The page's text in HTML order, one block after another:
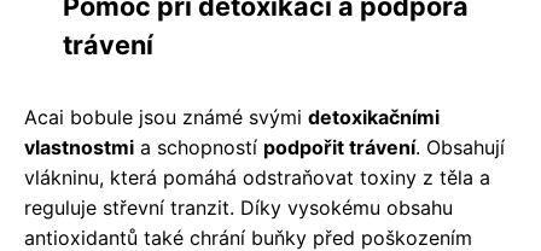
trávení
Acai bobule jsou známé svými detoxikačními
vlastnostmi a schopností podpořit trávení. Obsahují
vlákninu, která pomáhá odstraňovat toxiny z těla a
reguluje střevní tranzit. Díky vysokému obsahu
antioxidantů také chrání buňky před poškozením